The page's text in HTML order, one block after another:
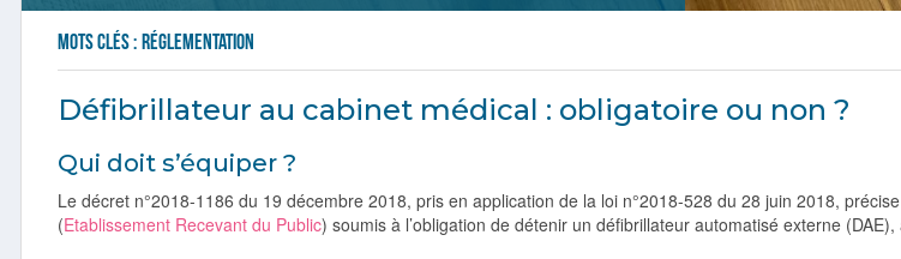
Mots clés : réglementation
Défibrillateur au cabinet médical : obligatoire ou non ?
Qui doit s’équiper ?
Le décret n°2018-1186 du 19 décembre 2018, pris en application de la loi n°2018-528 du 28 juin 2018,
(Etablissement Recevant du Public) soumis à l’obligation de détenir un défibrillateur automatisé externe (DAE),